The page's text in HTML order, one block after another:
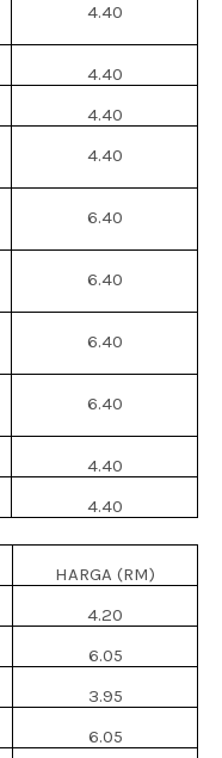
4.40
4.40
4.40
4.40
6.40
6.40
6.40
6.40
4.40
4.40
HARGA (RM)
4.20
6.05
3.95
6.05